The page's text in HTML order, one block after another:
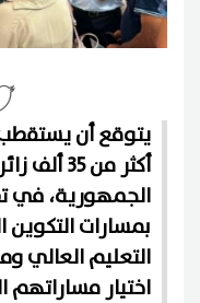
يتوقع أن
أكثر من
الجمهورية، في
بمسارات
التعليم العالي
اختيار مساراتهم